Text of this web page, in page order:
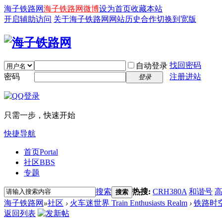
海子铁路网海子铁路网微博设为首页收藏本站
开启辅助访问 关于海子铁路网 网站历史合作切换到宽版
自动登录 找回密码
密码
登录 注册进站
只需一步，快速开始
快捷导航
首页Portal
社区BBS
专题
搜索 搜索 热搜: CRH380A 和谐号
海子铁路网 »社区 › 火车迷世界 Train Enthusiasts Realm › 铁路时
返回列表